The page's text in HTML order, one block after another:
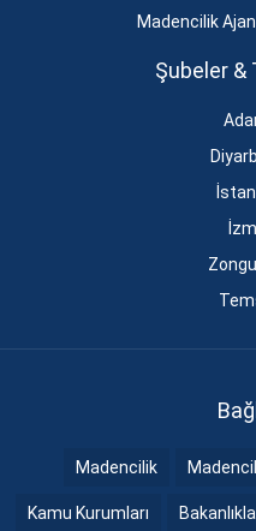
Madencilik
Şubeler &
Madencilik
Kamu Kurumları